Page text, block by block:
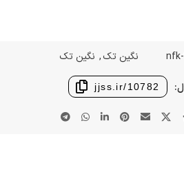
نگین تک, نگین تک
jjss.ir/10782